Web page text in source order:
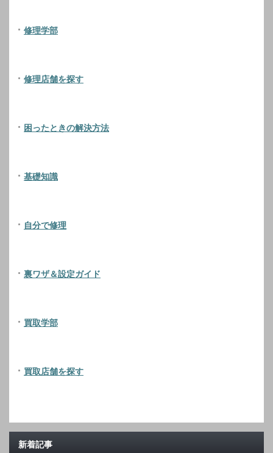
修理学部
修理店舗を探す
困ったときの解決方法
基礎知識
自分で修理
裏ワザ＆設定ガイド
買取学部
買取店舗を探す
新着記事